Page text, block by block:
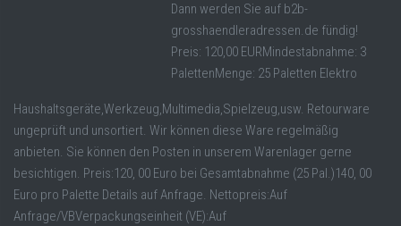
Dann werden Sie auf b2b-
grosshaendleradressen.de fündig!
Preis: 120,00 EURMindestabnahme: 3
PalettenMenge: 25 Paletten Elektro
Haushaltsgeräte,Werkzeug,Multimedia,Spielzeug,usw. Retourware
ungeprüft und unsortiert. Wir können diese Ware regelmäßig
anbieten. Sie können den Posten in unserem Warenlager gerne
besichtigen. Preis:120, 00 Euro bei Gesamtabnahme (25 Pal.)140, 00
Euro pro Palette Details auf Anfrage. Nettopreis:Auf
Anfrage/VBVerpackungseinheit (VE):Auf